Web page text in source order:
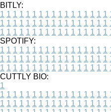
BITLY:
1 1 1 1 1 1 1 1 1 1 1 1 1 1 1 1 1
1 1 1 1 1 1 1 1 1 1 1 1 1 1 1 1 1
1 1 1 1 1 1 1 1 1 1 1 1 1 1 1 1 1
SPOTIFY:
1 1 1 1 1 1 1 1 1 1 1 1 1 1 1 1 1
1 1 1 1 1 1 1 1 1 1 1 1 1 1 1 1 1
1 1 1 1 1 1 1 1 1 1 1 1 1 1 1 1 1
CUTTLY BIO:
1
1 1 1 1 1 1 1 1 1 1 1 1 1 1 1 1 1
1 1 1 1 1 1 1 1 1 1 1 1 1 1 1 1 1